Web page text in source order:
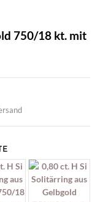
750/18 kt. mit